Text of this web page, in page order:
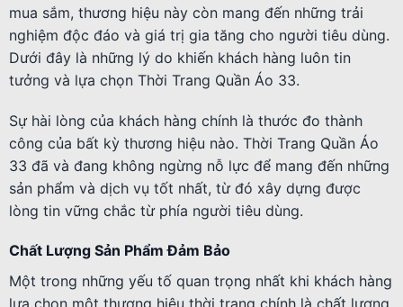
mua sắm, thương hiệu này còn mang đến những trải
nghiệm độc đáo và giá trị gia tăng cho người tiêu dùng.
Dưới đây là những lý do khiến khách hàng luôn tin
tưởng và lựa chọn Thời Trang Quần Áo 33.
Sự hài lòng của khách hàng chính là thước đo thành
công của bất kỳ thương hiệu nào. Thời Trang Quần Áo
33 đã và đang không ngừng nỗ lực để mang đến những
sản phẩm và dịch vụ tốt nhất, từ đó xây dựng được
lòng tin vững chắc từ phía người tiêu dùng.
Chất Lượng Sản Phẩm Đảm Bảo
Một trong những yếu tố quan trọng nhất khi khách hàng